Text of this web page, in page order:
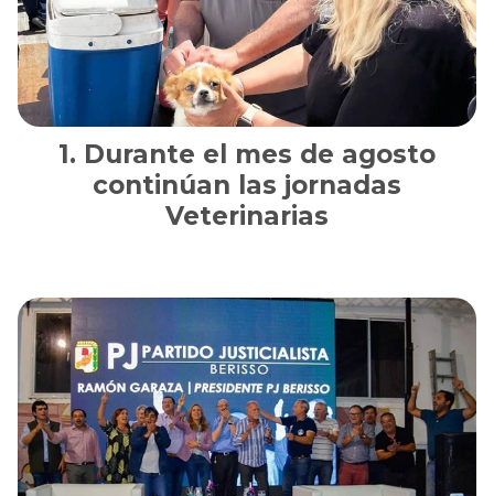
Durante el mes de agosto
continúan las jornadas
Veterinarias